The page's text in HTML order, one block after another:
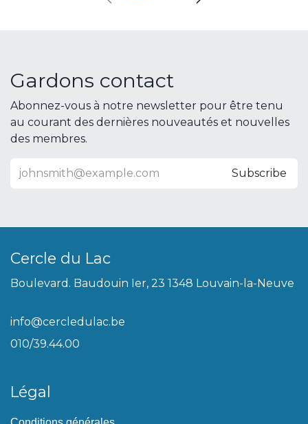
Gardons contact
Abonnez-vous à notre newsletter pour être tenu
au courant des dernières nouveautés et nouvelles
des membres.
Subscribe
Cercle du Lac
Boulevard. Baudouin Ier, 23 1348 Louvain-la-Neuve
info@cercledulac.be
010/39.44.00
Légal